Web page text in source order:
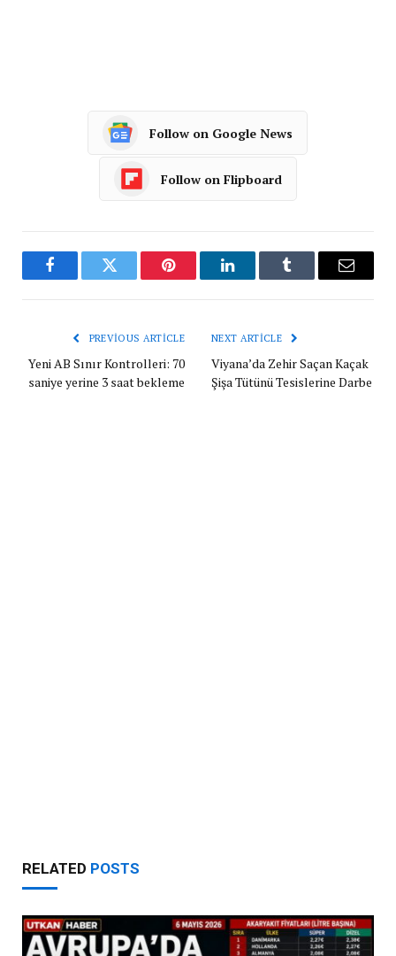
Follow on Google News
Follow on Flipboard
FacebookTwitter Pinterest LinkedInTumblr Email
PREVIOUS ARTICLE
Yeni AB Sınır Kontrolleri: 70
saniye yerine 3 saat bekleme
NEXT ARTICLE
Viyana’da Zehir Saçan Kaçak
Şişa Tütünü Tesislerine Darbe
RELATED POSTS